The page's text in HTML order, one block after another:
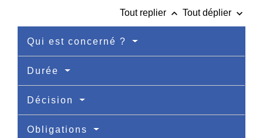
Tout replier keyboard_arrow_up Tout déplier keyboard_arrow_down
Qui est concerné ?
Durée
Décision
Obligations